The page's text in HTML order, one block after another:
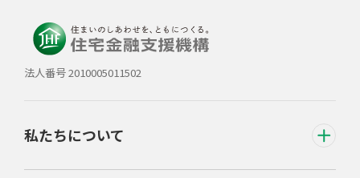
法人番号 2010005011502
私たちについて